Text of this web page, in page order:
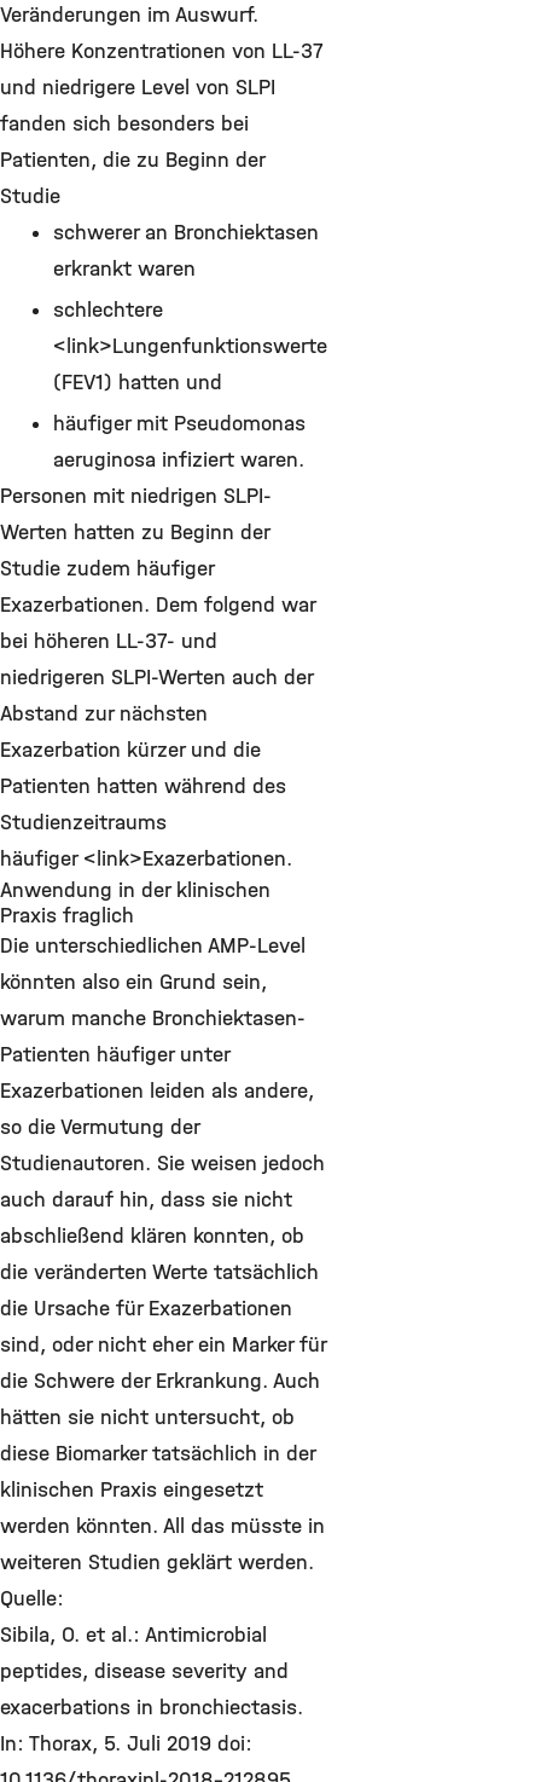
Veränderungen im Auswurf.
Höhere Konzentrationen von LL-37
und niedrigere Level von SLPI
fanden sich besonders bei
Patienten, die zu Beginn der
Studie
schwerer an Bronchiektasen
erkrankt waren
schlechtere
<link>Lungenfunktionswerte
(FEV1) hatten und
häufiger mit Pseudomonas
aeruginosa infiziert waren.
Personen mit niedrigen SLPI-
Werten hatten zu Beginn der
Studie zudem häufiger
Exazerbationen. Dem folgend war
bei höheren LL-37- und
niedrigeren SLPI-Werten auch der
Abstand zur nächsten
Exazerbation kürzer und die
Patienten hatten während des
Studienzeitraums
häufiger <link>Exazerbationen.
Anwendung in der klinischen
Praxis fraglich
Die unterschiedlichen AMP-Level
könnten also ein Grund sein,
warum manche Bronchiektasen-
Patienten häufiger unter
Exazerbationen leiden als andere,
so die Vermutung der
Studienautoren. Sie weisen jedoch
auch darauf hin, dass sie nicht
abschließend klären konnten, ob
die veränderten Werte tatsächlich
die Ursache für Exazerbationen
sind, oder nicht eher ein Marker für
die Schwere der Erkrankung. Auch
hätten sie nicht untersucht, ob
diese Biomarker tatsächlich in der
klinischen Praxis eingesetzt
werden könnten. All das müsste in
weiteren Studien geklärt werden.
Quelle:
Sibila, O. et al.: Antimicrobial
peptides, disease severity and
exacerbations in bronchiectasis.
In: Thorax, 5. Juli 2019 doi: